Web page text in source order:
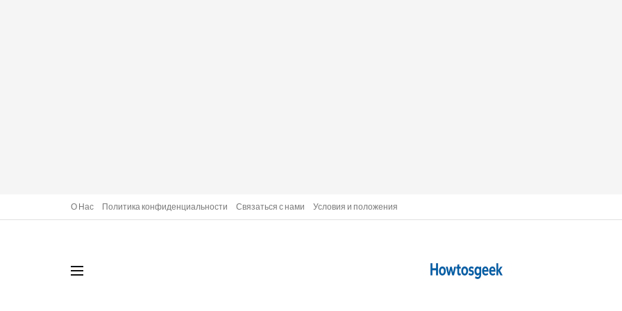
О Нас Политика конфиденциальности Связаться с нами Условия и положения